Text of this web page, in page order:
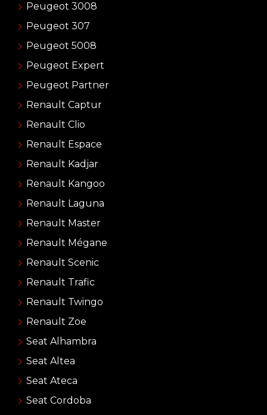
Peugeot 3008
Peugeot 307
Peugeot 5008
Peugeot Expert
Peugeot Partner
Renault Captur
Renault Clio
Renault Espace
Renault Kadjar
Renault Kangoo
Renault Laguna
Renault Master
Renault Mégane
Renault Scenic
Renault Trafic
Renault Twingo
Renault Zoe
Seat Alhambra
Seat Altea
Seat Ateca
Seat Cordoba